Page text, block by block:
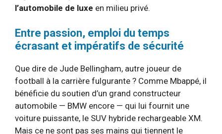
l’automobile de luxe en milieu privé.
Entre passion, emploi du temps
écrasant et impératifs de sécurité
Que dire de Jude Bellingham, autre joueur de
football à la carrière fulgurante ? Comme Mbappé, il
bénéficie du soutien d’un grand constructeur
automobile — BMW encore — qui lui fournit une
voiture puissante, le SUV hybride rechargeable XM.
Mais ce ne sont pas ses mains qui tiennent le